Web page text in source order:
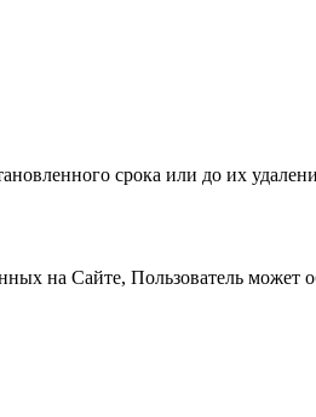
срока или до их
на Сайте, Пользователь может